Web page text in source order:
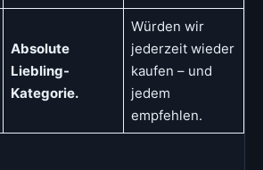
Absolute
Liebling-
Kategorie.
Würden wir
jederzeit wieder
kaufen – und
jedem
empfehlen.